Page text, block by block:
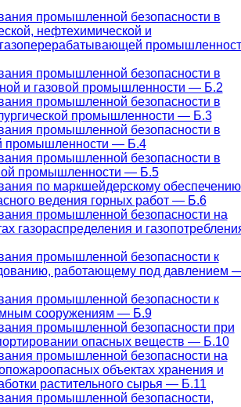
промышленной безопасности в
нефтехимической и
промышленной безопасности в
и газовой промышленности — Б.2
промышленной безопасности в
промышленности — Б.3
промышленной безопасности в
промышленности — Б.4
промышленной безопасности в
промышленности — Б.5
по маркшейдерскому обеспечению
ведения горных работ — Б.6
промышленной безопасности на
газораспределения и
промышленной безопасности к
работающему под давлением
промышленной безопасности к
сооружениям — Б.9
промышленной безопасности при
опасных веществ — Б.10
промышленной безопасности на
объектах хранения и
растительного сырья — Б.11
промышленной безопасности,